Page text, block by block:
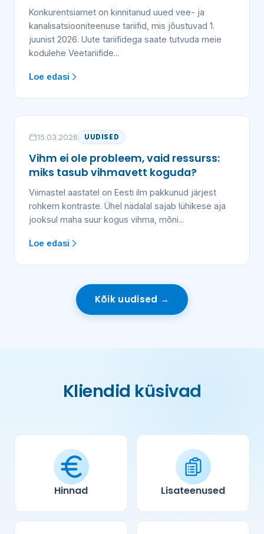
Konkurentsiamet on kinnitanud uued vee- ja
kanalisatsiooniteenuse tariifid, mis jõustuvad 1.
juunist 2026. Uute tariifidega saate tutvuda meie
kodulehe Veetariifide...
Loe edasi
15.03.2026 UUDISED
Vihm ei ole probleem, vaid ressurss:
miks tasub vihmavett koguda?
Viimastel aastatel on Eesti ilm pakkunud järjest
rohkem kontraste. Ühel nädalal sajab lühikese aja
jooksul maha suur kogus vihma, mõni...
Loe edasi
Kõik uudised →
Kliendid küsivad
Hinnad Lisateenused